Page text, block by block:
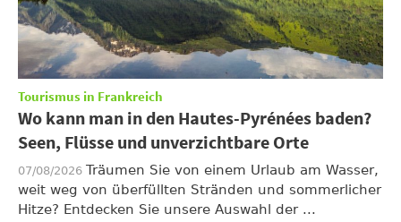
Tourismus in Frankreich
Wo kann man in den Hautes-Pyrénées baden?
Seen, Flüsse und unverzichtbare Orte
07/08/2026 Träumen Sie von einem Urlaub am Wasser,
weit weg von überfüllten Stränden und sommerlicher
Hitze? Entdecken Sie unsere Auswahl der ...